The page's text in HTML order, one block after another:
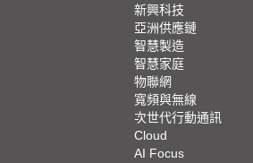
新興科技
亞洲供應鏈
智慧製造
智慧家庭
物聯網
寬頻與無線
次世代行動通訊
Cloud
AI Focus